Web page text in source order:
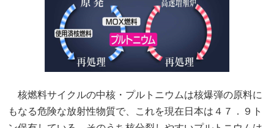
核燃料サイクルの中核・プルトニウムは核爆弾の原料に
もなる危険な放射性物質で、これを現在日本は４７．９ト